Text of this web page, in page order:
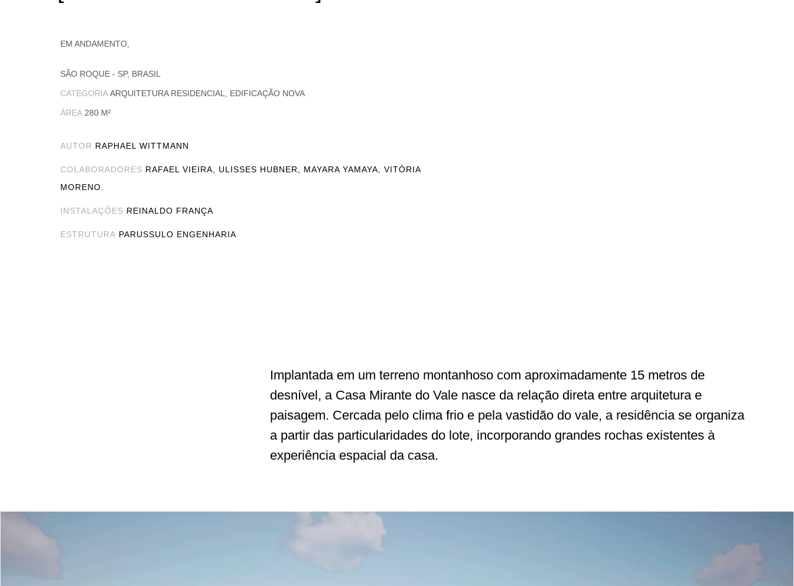
EM ANDAMENTO,
SÃO ROQUE - SP, BRASIL
CATEGORIAARQUITETURA RESIDENCIAL EDIFICAÇÃO NOVA
ÁREA 280 M²
AUTOR RAPHAEL WITTMANN
COLABORADORES RAFAEL VIEIRA, ULISSES HUBNER, MAYARA YAMAYA, VITÓRIA
MORENO.
INSTALAÇÕES REINALDO FRANÇA
ESTRUTURA PARUSSULO ENGENHARIA
Implantada em um terreno montanhoso com aproximadamente 15 metros de
desnível, a Casa Mirante do Vale nasce da relação direta entre arquitetura e
paisagem. Cercada pelo clima frio e pela vastidão do vale, a residência se organiza
a partir das particularidades do lote, incorporando grandes rochas existentes à
experiência espacial da casa.